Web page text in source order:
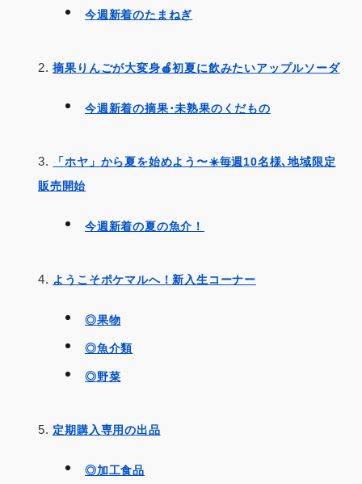
今週新着のたまねぎ
摘果りんごが大変身🍎初夏に飲みたいアップルソーダ
今週新着の摘果･未熟果のくだもの
「ホヤ」から夏を始めよう〜☀️毎週10名様､地域限定
販売開始
今週新着の夏の魚介！
ようこそポケマルへ！新入生コーナー
◎果物
◎魚介類
◎野菜
定期購入専用の出品
◎加工食品